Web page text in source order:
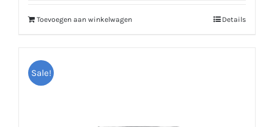
Toevoegen aan winkelwagen Details
Sale!